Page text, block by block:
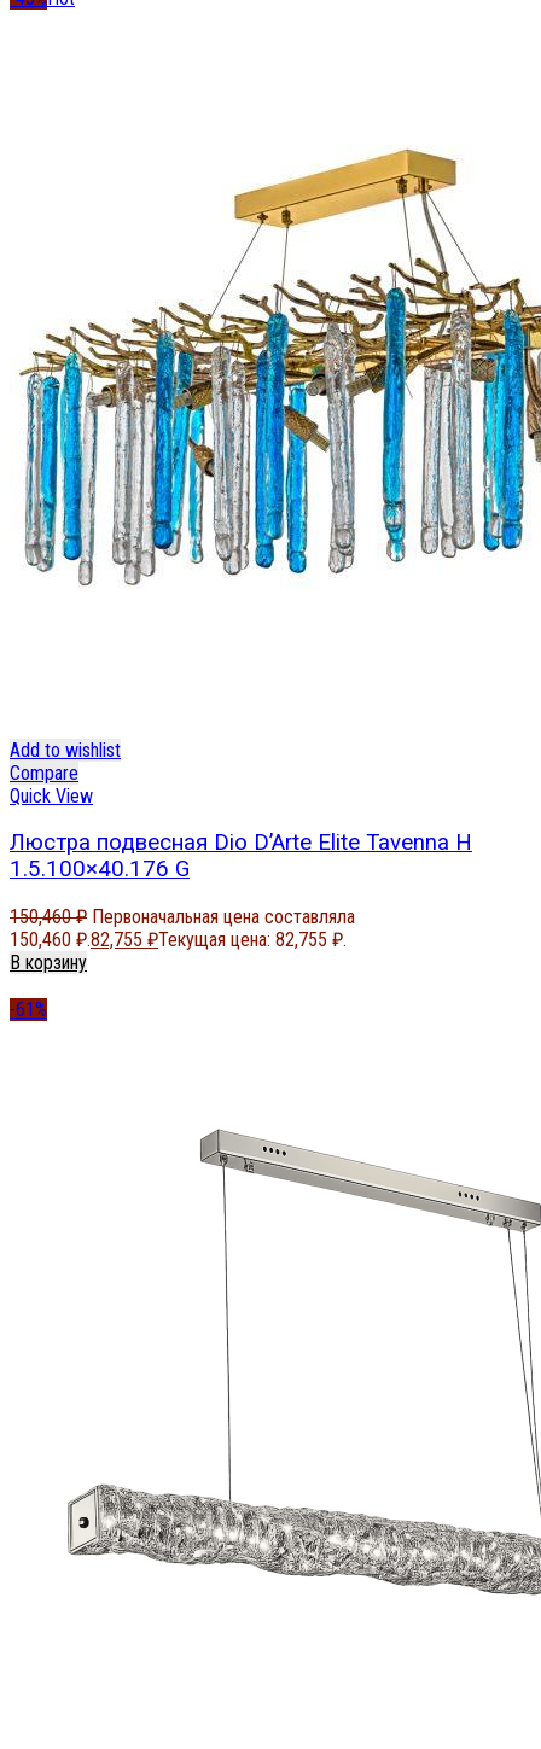
Add to wishlist
Compare
Quick View
Люстра подвесная Dio D’Arte Elite Tavenna H
1.5.100×40.176 G
150,460₽ Первоначальная цена составляла
150,460 ₽.82,755 ₽Текущая цена: 82,755 ₽.
В корзину
-61%